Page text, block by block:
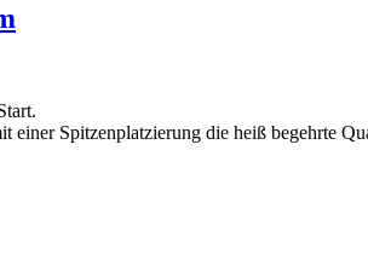
Spitzenplatzierung die heiß begehrte